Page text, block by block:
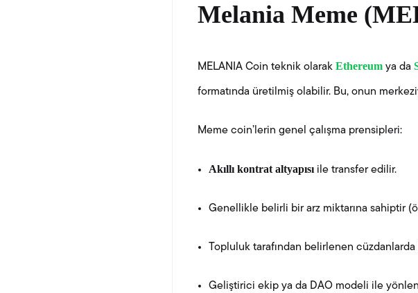
Melania Meme
MELANIA Coin teknik olarak Ethereum ya da
formatında üretilmiş olabilir. Bu, onun
Meme coin’lerin genel çalışma prensipleri:
Akıllı kontrat altyapısıile transfer edilir.
Genellikle belirli bir arz miktarına sahiptir
Topluluk tarafından belirlenen
Geliştirici ekip ya da DAO modeli ile